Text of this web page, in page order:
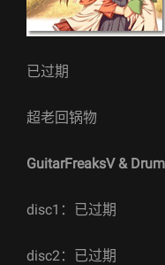
已过期
超老回锅物
GuitarFreaksV &
disc1：已过期
disc2：已过期